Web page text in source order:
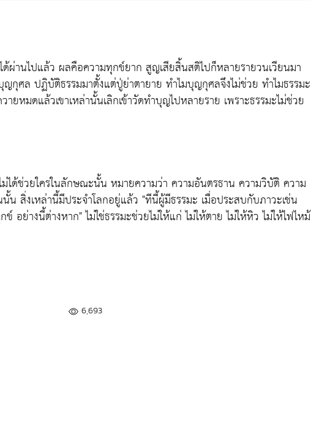
ด้ผ่านไปแล้ว ผลคือความทุกข์ยาก สูญเสียสิ้นสติไปก็หลายรายวนเวียนมา
กุศล ปฏิบัติธรรมมาตั้งแต่ปู่ย่าตายาย ทำไมบุญกุศลจึงไม่ช่วย ทำไมธรรมะ
ายหมดแล้วเขาเหล่านั้นเลิกเข้าวัดทำบุญไปหลายราย เพราะธรรมะไม่ช่วย
ได้ช่วยใครในลักษณะนั้น หมายความว่า ความอันตรธาน ความวิบัติ ความ
น สิ่งเหล่านี้มีประจำโลกอยู่แล้ว "ทีนี้ผู้มีธรรมะ เมื่อประสบกับภาวะเช่น
ข์ อย่างนี้ต่างหาก"ไม่ใช่ธรรมะช่วยไม่ให้แก่ ไม่ให้ตาย ไม่ให้หิว ไม่ให้ไฟไหม้
6,693